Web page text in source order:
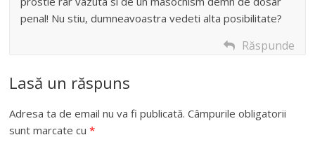
penal! Nu stiu, dumneavoastra vedeti alta posibilitate?
Răspunde
Lasă un răspuns
Adresa ta de email nu va fi publicată. Câmpurile obligatorii
sunt marcate cu*